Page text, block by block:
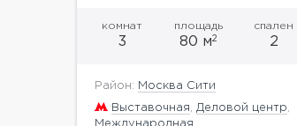
комнат
3
площадь
80 м2
спален
2
Район: Москва Сити
Выставочная, Деловой центр,